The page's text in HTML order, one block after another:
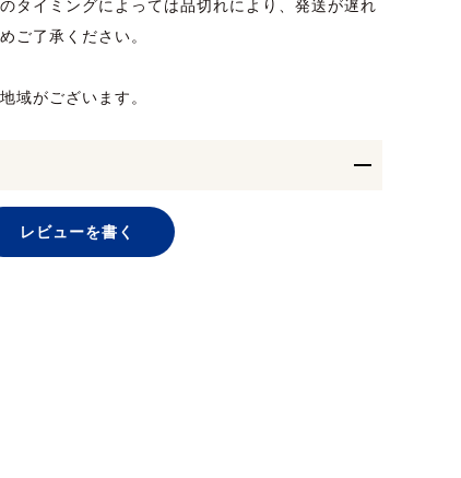
タイミングによっては品切れにより、発送が遅れ
ご了承ください。
域がございます。
レビューを書く